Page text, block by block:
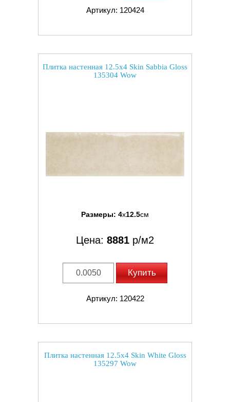
Артикул: 120424
Плитка настенная 12.5x4 Skin Sabbia Gloss
135304 Wow
Размеры: 4x12.5см
Цена: 8881 р/м2
Купить
Артикул: 120422
Плитка настенная 12.5x4 Skin White Gloss
135297 Wow